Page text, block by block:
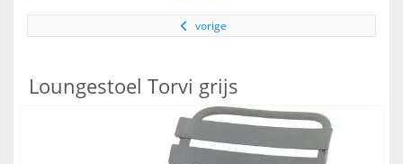
vorige
Loungestoel Torvi grijs